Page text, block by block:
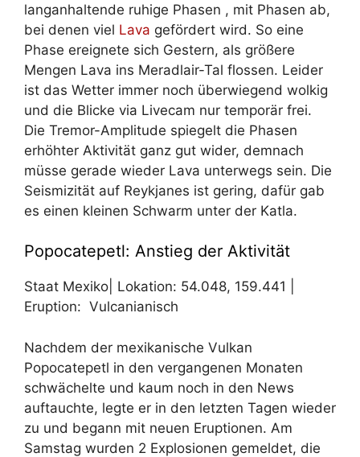
langanhaltende ruhige Phasen , mit Phasen ab,
bei denen viel Lava gefördert wird. So eine
Phase ereignete sich Gestern, als größere
Mengen Lava ins Meradlair-Tal flossen. Leider
ist das Wetter immer noch überwiegend wolkig
und die Blicke via Livecam nur temporär frei.
Die Tremor-Amplitude spiegelt die Phasen
erhöhter Aktivität ganz gut wider, demnach
müsse gerade wieder Lava unterwegs sein. Die
Seismizität auf Reykjanes ist gering, dafür gab
es einen kleinen Schwarm unter der Katla.
Popocatepetl: Anstieg der Aktivität
Staat Mexiko| Lokation: 54.048, 159.441
Eruption: Vulcanianisch
Nachdem der mexikanische Vulkan
Popocatepetl in den vergangenen Monaten
schwächelte und kaum noch in den News
auftauchte, legte er in den letzten Tagen wieder
zu und begann mit neuen Eruptionen. Am
Samstag wurden 2 Explosionen gemeldet, die